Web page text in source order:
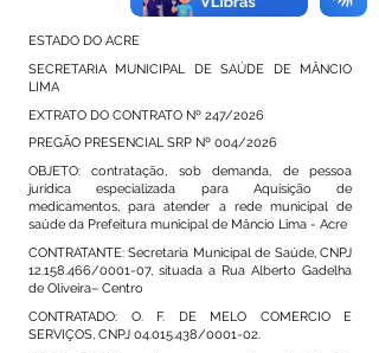
ESTADO DO ACRE
SECRETARIA MUNICIPAL DE SAÚDE DE MÂNCIO
LIMA
EXTRATO DO CONTRATO Nº 247/2026
PREGÃO PRESENCIAL SRP Nº 004/2026
OBJETO: contratação, sob demanda, de pessoa
jurídica especializada para Aquisição de
medicamentos, para atender a rede municipal de
saúde da Prefeitura municipal de Mâncio Lima - Acre
CONTRATANTE: Secretaria Municipal de Saúde, CNPJ
12.158.466/0001-07, situada a Rua Alberto Gadelha
de Oliveira– Centro
CONTRATADO: O. F. DE MELO COMERCIO E
SERVIÇOS, CNPJ 04.015.438/0001-02.